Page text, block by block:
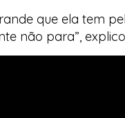
que ela tem
não para”,